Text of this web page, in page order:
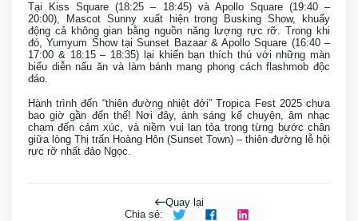
Tại Kiss Square (18:25 – 18:45) và Apollo Square (19:40 –
20:00), Mascot Sunny xuất hiện trong Busking Show, khuấy
động cả không gian bằng nguồn năng lượng rực rỡ. Trong khi
đó, Yumyum Show tại Sunset Bazaar & Apollo Square (16:40 –
17:00 & 18:15 – 18:35) lại khiến bạn thích thú với những màn
biểu diễn nấu ăn và làm bánh mang phong cách flashmob độc
đáo.
Hành trình đến “thiên đường nhiệt đới” Tropica Fest 2025 chưa
bao giờ gần đến thế! Nơi đây, ánh sáng kể chuyện, âm nhạc
chạm đến cảm xúc, và niềm vui lan tỏa trong từng bước chân
giữa lòng Thị trấn Hoàng Hôn (Sunset Town) – thiên đường lễ hội
rực rỡ nhất đảo Ngọc.
Quay lại
Chia sẻ: